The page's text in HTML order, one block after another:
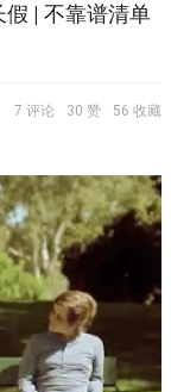
| 不靠谱清单
7 评论 30 赞 56 收藏